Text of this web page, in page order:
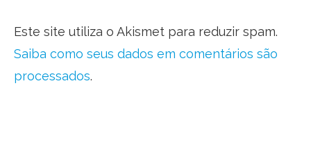
Este site utiliza o Akismet para reduzir spam.
Saiba como seus dados em comentários são
processados.